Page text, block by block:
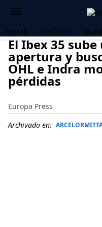
HOME POLÍTICA
El Ibex 35
apertura y
OHL e Indra
pérdidas
Europa Press
Archivado en: